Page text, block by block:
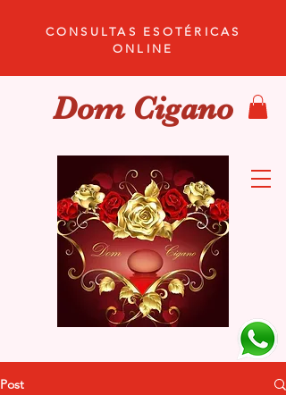
Dom Cigano
CONSULTAS ESOTÉRICAS
ONLINE
Post